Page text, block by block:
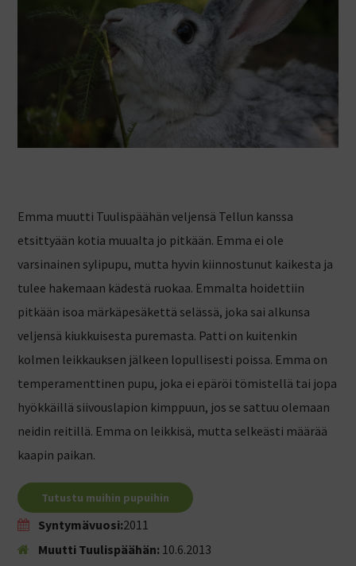
Emma muutti Tuulispäähän veljensä Tellun kanssa
etsittyään kotia muualta jo pitkään. Emma ei ole
varsinainen sylipupu, mutta hyvin kiinnostunut kaikesta ja
tulee hakemaan kädestä ruokaa. Emmalta hoidettiin
pitkään isoa märkäpesäkettä selässä, joka sai alkunsa
veljensä kiukkuisesta puremasta. Patti on kuitenkin
kolmen leikkauksen jälkeen lopullisesti poissa. Emma on
temperamenttinen pupu, joka ei epäröi tömistellä tai jopa
hyökkäillä siivouslapion kimppuun, jos se sattuu olemaan
neidin reitillä. Emma on leikkisä, mutta selkeästi määrää
kaapin paikan.
Tutustu muihin pupuihin
Syntymävuosi:2011
Muutti Tuulispäähän: 10.6.2013